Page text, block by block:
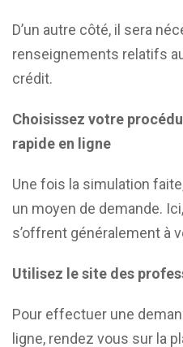
D’un autre côté, il sera
renseignements relatifs
crédit.
Choisissez votre
rapide en ligne
Une fois la simulation
un moyen de demande.
s’offrent généralement à
Utilisez le site des
Pour effectuer une
ligne, rendez vous sur la